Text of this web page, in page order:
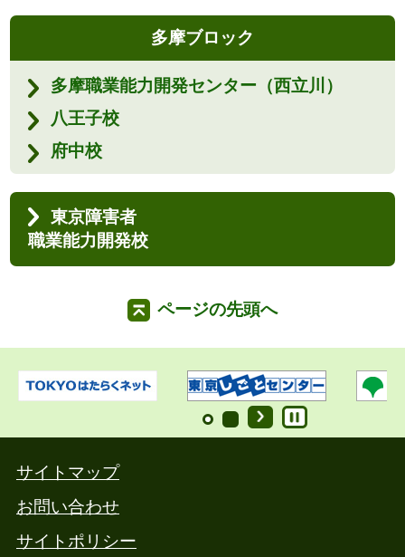
多摩ブロック
多摩職業能力開発センター（西立川）
八王子校
府中校
東京障害者
職業能力開発校
ページの先頭へ
サイトマップ
お問い合わせ
サイトポリシー